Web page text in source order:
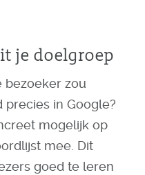
je doelgroep
bezoeker zou
precies in Google?
mogelijk op
mee. Dit
goed te leren